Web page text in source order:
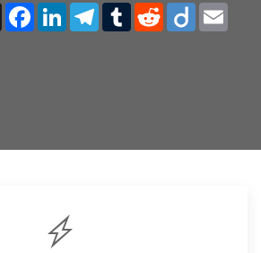
X Facebook
LinkedInTelegram
TumblrRedditDiigo